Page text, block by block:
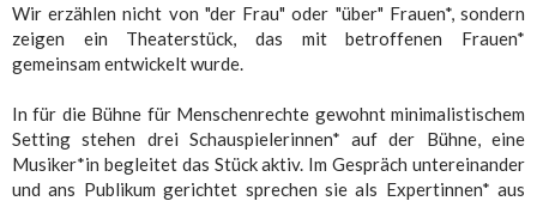
Wir erzählen nicht von "der Frau" oder "über" Frauen*, sondern
zeigen ein Theaterstück, das mit betroffenen Frauen*
gemeinsam entwickelt wurde.
In für die Bühne für Menschenrechte gewohnt minimalistischem
Setting stehen drei Schauspielerinnen* auf der Bühne, eine
Musiker*in begleitet das Stück aktiv. Im Gespräch untereinander
und ans Publikum gerichtet sprechen sie als Expertinnen* aus